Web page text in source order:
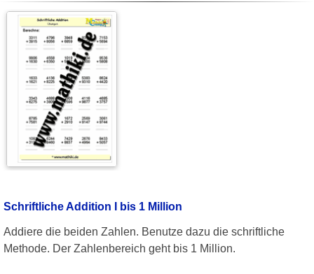
Schriftliche Addition I bis 1 Million
Addiere die beiden Zahlen. Benutze dazu die schriftliche
Methode. Der Zahlenbereich geht bis 1 Million.